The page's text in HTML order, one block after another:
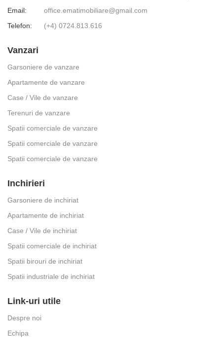
Email:
office.ematimobiliare@gmail.com
Telefon:
(+4) 0724.813.616
Vanzari
Garsoniere de vanzare
Apartamente de vanzare
Case / Vile de vanzare
Terenuri de vanzare
Spatii comerciale de vanzare
Spatii comerciale de vanzare
Spatii comerciale de vanzare
Inchirieri
Garsoniere de inchiriat
Apartamente de inchiriat
Case / Vile de inchiriat
Spatii comerciale de inchiriat
Spatii birouri de inchiriat
Spatii industriale de inchiriat
Link-uri utile
Despre noi
Echipa